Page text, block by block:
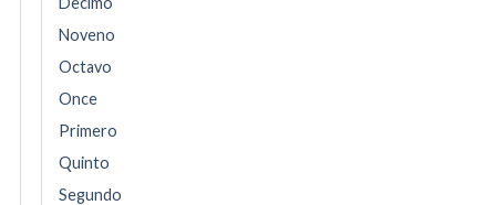
Noveno
Octavo
Once
Primero
Quinto
Segundo